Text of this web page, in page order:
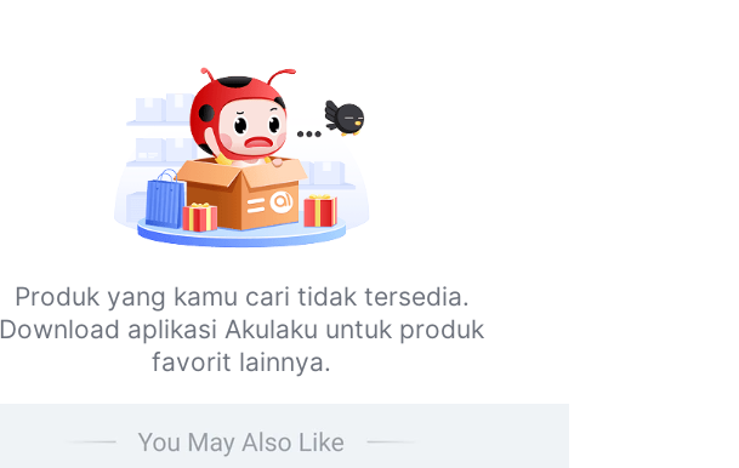
Produk yang kamu cari tidak tersedia.
Download aplikasi Akulaku untuk produk
favorit lainnya.